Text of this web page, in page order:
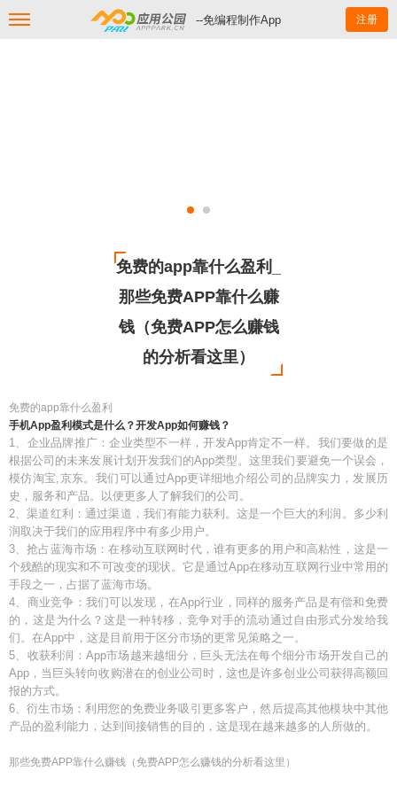
--免编程制作App 注册
免费的app靠什么盈利_
那些免费APP靠什么赚
钱（免费APP怎么赚钱
的分析看这里）
免费的app靠什么盈利
手机App盈利模式是什么？开发App如何赚钱？
1、企业品牌推广：企业类型不一样，开发App肯定不一样。我们要做的是
根据公司的未来发展计划开发我们的App类型。这里我们要避免一个误会，
模仿淘宝,京东。我们可以通过App更详细地介绍公司的品牌实力，发展历
史，服务和产品。以便更多人了解我们的公司。
2、渠道红利：通过渠道，我们有能力获利。这是一个巨大的利润。多少利
润取决于我们的应用程序中有多少用户。
3、抢占蓝海市场：在移动互联网时代，谁有更多的用户和高粘性，这是一
个残酷的现实和不可改变的现状。它是通过App在移动互联网行业中常用的
手段之一，占据了蓝海市场。
4、商业竞争：我们可以发现，在App行业，同样的服务产品是有偿和免费
的，这是为什么？这是一种转移，竞争对手的流动通过自由形式分发给我
们。在App中，这是目前用于区分市场的更常见策略之一。
5、收获利润：App市场越来越细分，巨头无法在每个细分市场开发自己的
App，当巨头转向收购潜在的创业公司时，这也是许多创业公司获得高额回
报的方式。
6、衍生市场：利用您的免费业务吸引更多客户，然后提高其他模块中其他
产品的盈利能力，达到间接销售的目的，这是现在越来越多的人所做的。
那些免费APP靠什么赚钱（免费APP怎么赚钱的分析看这里）